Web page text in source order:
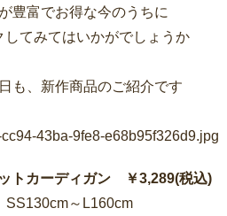
豊富でお得な今のうちに
してみてはいかがでしょうか
も、新作商品のご紹介です
トカーディガン ￥3,289(税込)
SS130cm～L160cm